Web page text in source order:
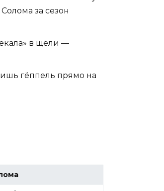
за сезон
в щели —
гёппель прямо на